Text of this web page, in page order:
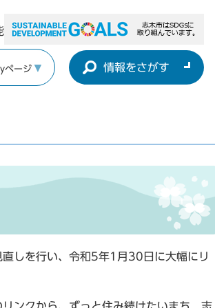
ページ 情報をさがす
しを行い、令和5年1月30日に大幅にリ